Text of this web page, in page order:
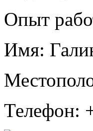
Опыт
Имя:
Телефон: